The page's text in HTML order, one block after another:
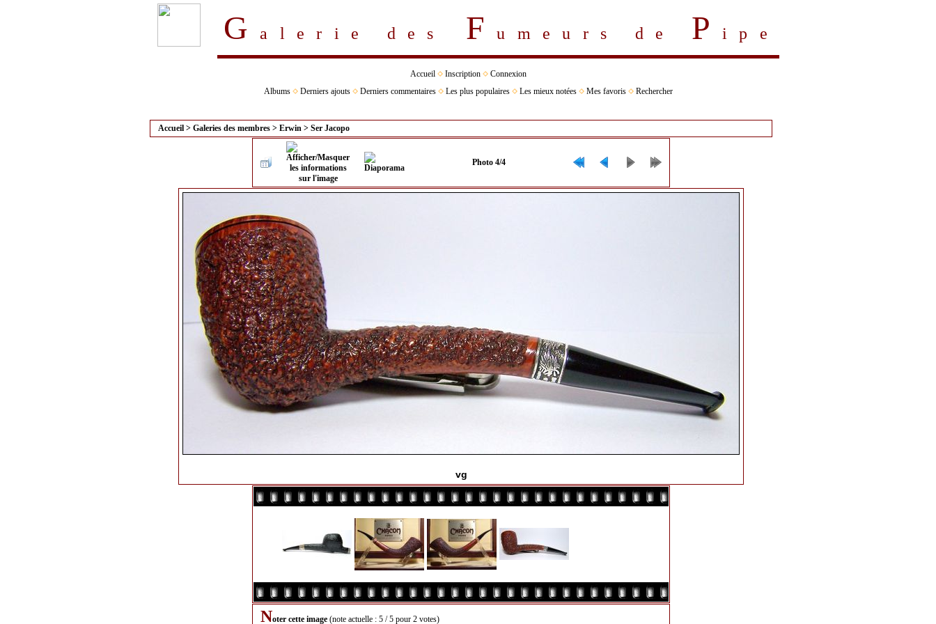
Galerie des Fumeurs de P ipe
Accueil Inscription
Connexion
Albums
Derniers ajouts Derniers commentaires Les plus populaires Les mieux notées Mes favoris Rechercher
Accueil > Galeries des membres > Erwin > Ser Jacopo
Photo 4/4
vg
Noter cette image (note actuelle : 5 / 5 pour 2 votes)